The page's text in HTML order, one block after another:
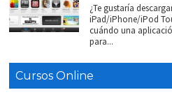
¿Te gustaría
iPad/iPhone/iPod
cuándo una
para...
Cursos Online